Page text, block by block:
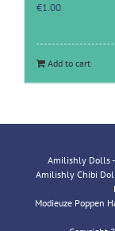
€1.00
Add to cart
Amilishly Dolls
Amilishly Chibi
Modieuze Poppen